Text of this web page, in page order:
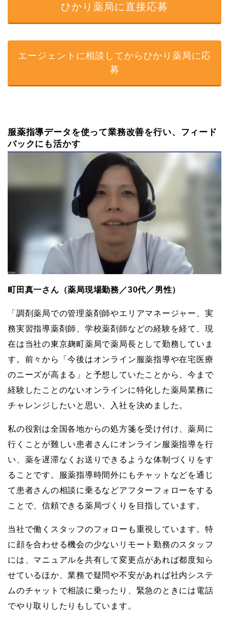
ひかり薬局に直接応募
エージェントに相談してからひかり薬局に応
募
服薬指導データを使って業務改善を行い、フィード
バックにも活かす
町田真一さん（薬局現場勤務／30代／男性）
「調剤薬局での管理薬剤師やエリアマネージャー、実
務実習指導薬剤師、学校薬剤師などの経験を経て、現
在は当社の東京麹町薬局で薬局長として勤務していま
す。前々から「今後はオンライン服薬指導や在宅医療
のニーズが高まる」と予想していたことから、今まで
経験したことのないオンラインに特化した薬局業務に
チャレンジしたいと思い、入社を決めました。
私の役割は全国各地からの処方箋を受け付け、薬局に
行くことが難しい患者さんにオンライン服薬指導を行
い、薬を遅滞なくお送りできるような体制づくりをす
ることです。服薬指導時間外にもチャットなどを通じ
て患者さんの相談に乗るなどアフターフォローをする
ことで、信頼できる薬局づくりを目指しています。
当社で働くスタッフのフォローも重視しています。特
に顔を合わせる機会の少ないリモート勤務のスタッフ
には、マニュアルを共有して変更点があれば都度知ら
せているほか、業務で疑問や不安があれば社内システ
ムのチャットで相談に乗ったり、緊急のときには電話
でやり取りしたりもしています。